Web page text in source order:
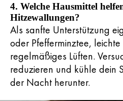
4. Welche Hausmittel
Hitzewallungen?
Als sanfte Unterstützung
oder Pfefferminztee,
regelmäßiges Lüften.
reduzieren und kühle dein
der Nacht herunter.